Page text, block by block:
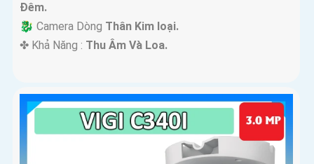
Ðêm.
🐉️ Camera Dòng Thân Kim loại.
️✤ Khả Năng : Thu Âm Và Loa.